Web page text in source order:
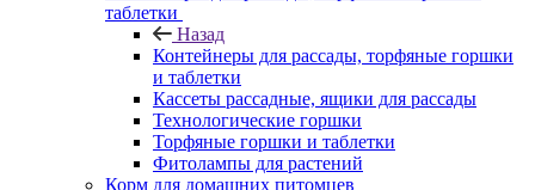
таблетки
Назад
Контейнеры для рассады, торфяные горшки
и таблетки
Кассеты рассадные, ящики для рассады
Технологические горшки
Торфяные горшки и таблетки
Фитолампы для растений
Корм для домашних питомцев